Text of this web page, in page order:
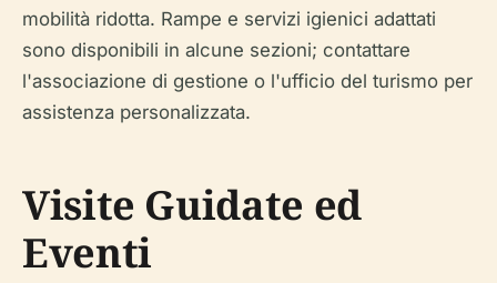
mobilità ridotta. Rampe e servizi igienici adattati
sono disponibili in alcune sezioni; contattare
l'associazione di gestione o l'ufficio del turismo per
assistenza personalizzata.
Visite Guidate ed
Eventi